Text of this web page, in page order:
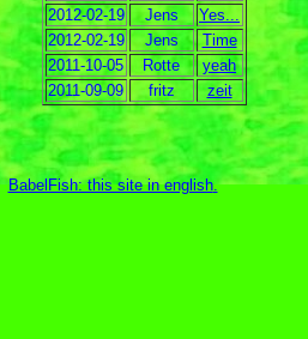
2012-02-19
Jens
Yes...
2012-02-19
Jens
Time
2011-10-05
Rotte
yeah
2011-09-09
fritz zeit
BabelFish: this site in english.